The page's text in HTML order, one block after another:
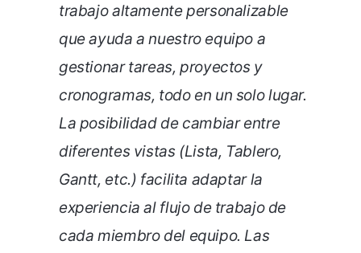
trabajo altamente personalizable
que ayuda a nuestro equipo a
gestionar tareas, proyectos y
cronogramas, todo en un solo lugar.
La posibilidad de cambiar entre
diferentes vistas (Lista, Tablero,
Gantt, etc.) facilita adaptar la
experiencia al flujo de trabajo de
cada miembro del equipo. Las